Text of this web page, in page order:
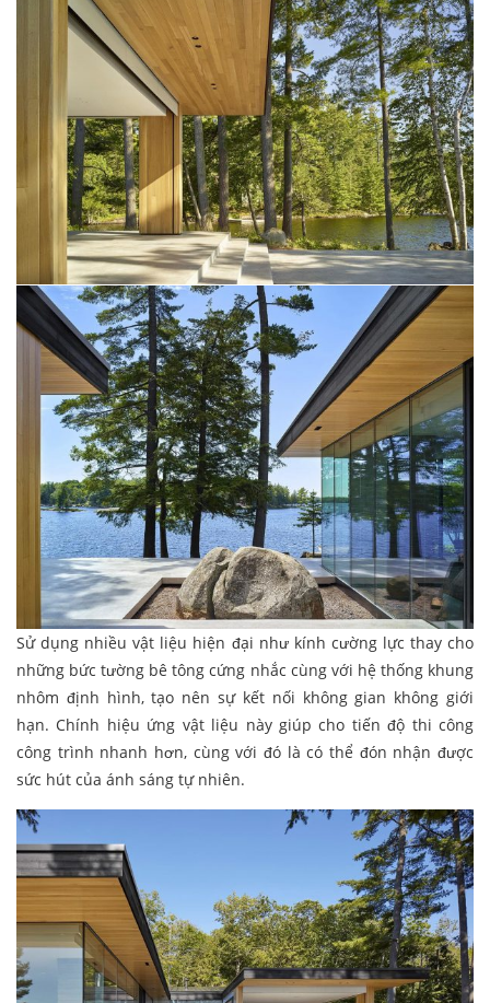
Sử dụng nhiều vật liệu hiện đại như kính cường lực thay cho
những bức tường bê tông cứng nhắc cùng với hệ thống khung
nhôm định hình, tạo nên sự kết nối không gian không giới
hạn. Chính hiệu ứng vật liệu này giúp cho tiến độ thi công
công trình nhanh hơn, cùng với đó là có thể đón nhận được
sức hút của ánh sáng tự nhiên.